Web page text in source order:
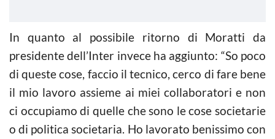
In quanto al possibile ritorno di Moratti da
presidente dell’Inter invece ha aggiunto: “So poco
di queste cose, faccio il tecnico, cerco di fare bene
il mio lavoro assieme ai miei collaboratori e non
ci occupiamo di quelle che sono le cose societarie
o di politica societaria. Ho lavorato benissimo con